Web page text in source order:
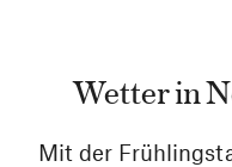
Wetter in
Mit der